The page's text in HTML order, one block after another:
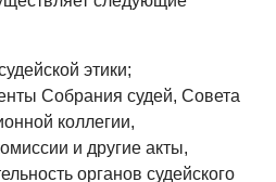
этики;
Собрания судей, Совета
коллегии,
и другие акты,
органов судейского